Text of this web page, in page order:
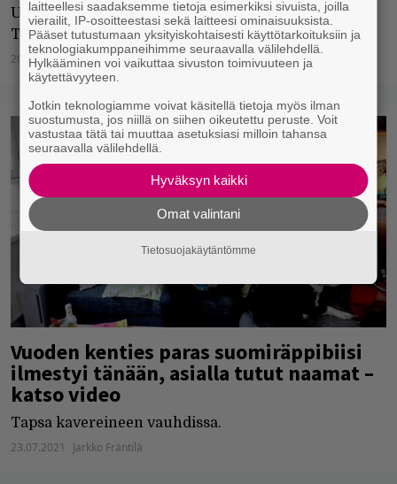
Uuden singlen julkaissut Kalle Kinos niin ikään
Teamin edustukseen.
20.08.2021 Jukka Hätinen
Vuoden kenties paras suomiräppibiisi
ilmestyi tänään, asialla tutut naamat –
katso video
Tapsa kavereineen vauhdissa.
23.07.2021 Jarkko Fräntilä
laitteellesi saadaksemme tietoja esimerkiksi sivuista, joilla
vierailit, IP-osoitteestasi sekä laitteesi ominaisuuksista.
Pääset tutustumaan yksityiskohtaisesti käyttötarkoituksiin ja
teknologiakumppaneihimme seuraavalla välilehdellä.
Hylkääminen voi vaikuttaa sivuston toimivuuteen ja
käytettävyyteen.
Jotkin teknologiamme voivat käsitellä tietoja myös ilman
suostumusta, jos niillä on siihen oikeutettu peruste. Voit
vastustaa tätä tai muuttaa asetuksiasi milloin tahansa
seuraavalla välilehdellä.
Hyväksyn kaikki
Omat valintani
Tietosuojakäytäntömme